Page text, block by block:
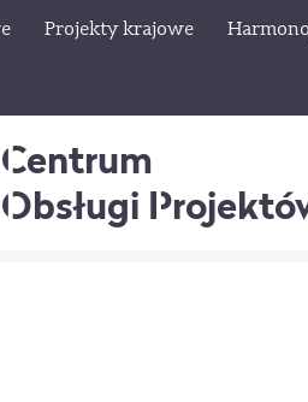
Projekty krajowe
Centrum
Obsługi